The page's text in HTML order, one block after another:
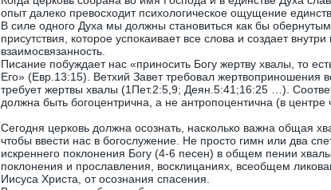
опыт далеко превосходит психологическое ощущение
В силе одного Духа мы должны становиться как бы
присутствия, которое успокаивает все слова и создает
взаимосвязанность.
Писание побуждает нас «приносить Богу жертву хвалы, то
Его» (Евр.13:15). Ветхий Завет требовал жертвоприношения
требует жертвы хвалы (1Пет.2:5,9; Деян.5:41;16:25 …).
должна быть богоцентрична, а не антропоцентична (в центре
Сегодня церковь должна осознать, насколько важна общая
чтобы ввести нас в богослужение. Не просто гимн или два
искреннего поклонения Богу (4-6 песен) в общем пении
поклонения и прославления, восклицаниях, всеобщем
Иисуса Христа, от осознания спасения.